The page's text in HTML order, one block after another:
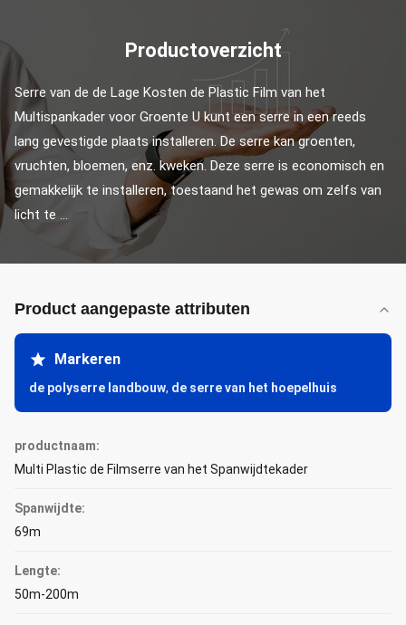
Productoverzicht
Serre van de de Lage Kosten de Plastic Film van het
Multispankader voor Groente U kunt een serre in een reeds
lang gevestigde plaats installeren. De serre kan groenten,
vruchten, bloemen, enz. kweken. Deze serre is economisch en
gemakkelijk te installeren, toestaand het gewas om zelfs van
licht te ...
Product aangepaste attributen
Markeren
de polyserre landbouw, de serre van het hoepelhuis
productnaam:
Multi Plastic de Filmserre van het Spanwijdtekader
Spanwijdte:
69m
Lengte:
50m-200m